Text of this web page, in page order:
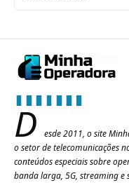
D
esde 2011, o site
o setor de telecomunicações
conteúdos especiais sobre
banda larga, 5G, streaming e